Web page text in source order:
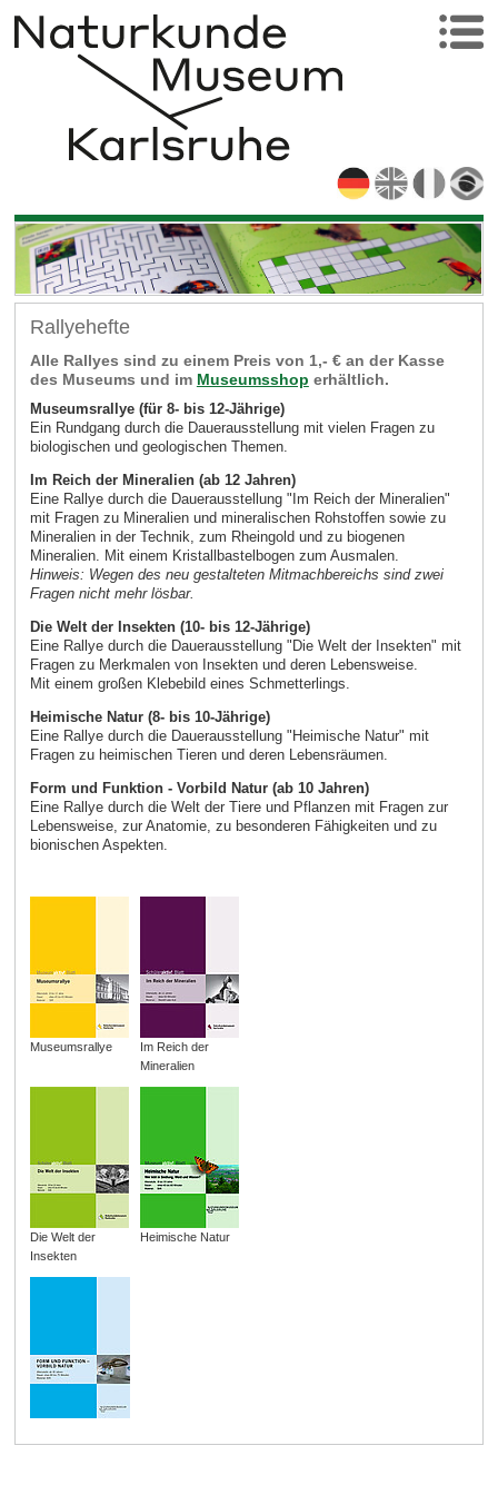
Rallyehefte
Alle Rallyes sind zu einem Preis von 1,- € an der Kasse
des Museums und im Museumsshop erhältlich.
Museumsrallye (für 8- bis 12-Jährige)
Ein Rundgang durch die Dauerausstellung mit vielen Fragen zu
biologischen und geologischen Themen.
Im Reich der Mineralien (ab 12 Jahren)
Eine Rallye durch die Dauerausstellung "Im Reich der Mineralien"
mit Fragen zu Mineralien und mineralischen Rohstoffen sowie zu
Mineralien in der Technik, zum Rheingold und zu biogenen
Mineralien. Mit einem Kristallbastelbogen zum Ausmalen.
Hinweis: Wegen des neu gestalteten Mitmachbereichs sind zwei
Fragen nicht mehr lösbar.
Die Welt der Insekten (10- bis 12-Jährige)
Eine Rallye durch die Dauerausstellung "Die Welt der Insekten" mit
Fragen zu Merkmalen von Insekten und deren Lebensweise.
Mit einem großen Klebebild eines Schmetterlings.
Heimische Natur (8- bis 10-Jährige)
Eine Rallye durch die Dauerausstellung "Heimische Natur" mit
Fragen zu heimischen Tieren und deren Lebensräumen.
Form und Funktion - Vorbild Natur (ab 10 Jahren)
Eine Rallye durch die Welt der Tiere und Pflanzen mit Fragen zur
Lebensweise, zur Anatomie, zu besonderen Fähigkeiten und zu
bionischen Aspekten.
Museumsrallye
Im Reich der
Mineralien
Die Welt der
Insekten
Heimische Natur